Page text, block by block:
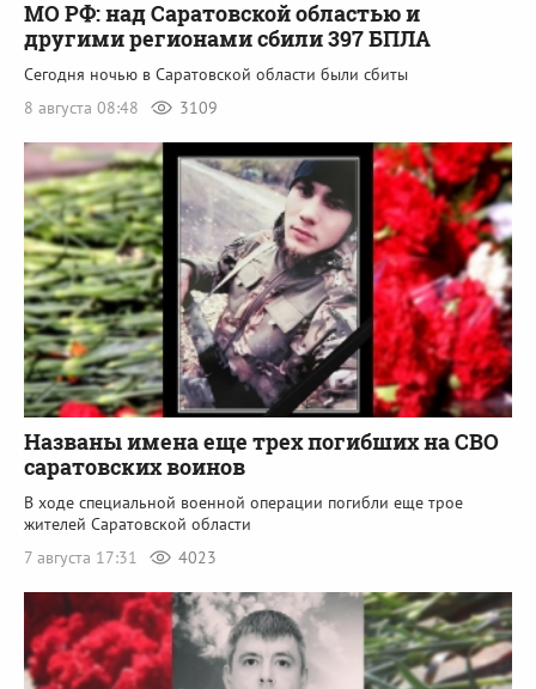
МО РФ: над Саратовской областью и
другими регионами сбили 397 БПЛА
Сегодня ночью в Саратовской области были сбиты
8 августа 08:48
3109
Названы имена еще трех погибших на СВО
саратовских воинов
В ходе специальной военной операции погибли еще трое
жителей Саратовской области
7 августа 17:31
4023